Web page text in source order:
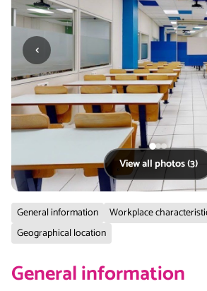
‹
View all photos (3)
General information
Workplace
Geographical location
General information